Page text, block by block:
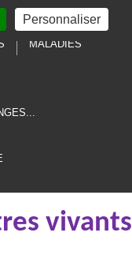
MALADIES
vivants
Personnaliser